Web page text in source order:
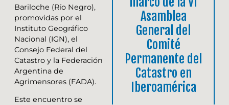
Asamblea
General del
Comité
Permanente del
Catastro en
Iberoamérica
Bariloche (Río Negro),
promovidas por el
Instituto Geográfico
Nacional (IGN), el
Consejo Federal del
Catastro y la Federación
Argentina de
Agrimensores (FADA).
Este encuentro se